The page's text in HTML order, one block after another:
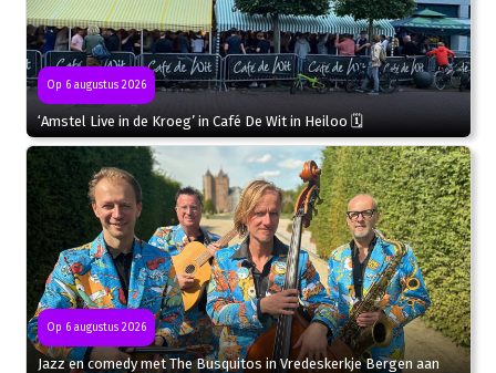
Op 6 augustus 2026
‘Amstel Live in de Kroeg’ in Café De Wit in Heiloo 🗓
Op 6 augustus 2026
Jazz en comedy met The Busquitos in Vredeskerkje Bergen aan